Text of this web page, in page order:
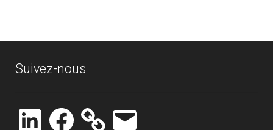
Suivez-nous
LinkedIn Facebook
E-
mail